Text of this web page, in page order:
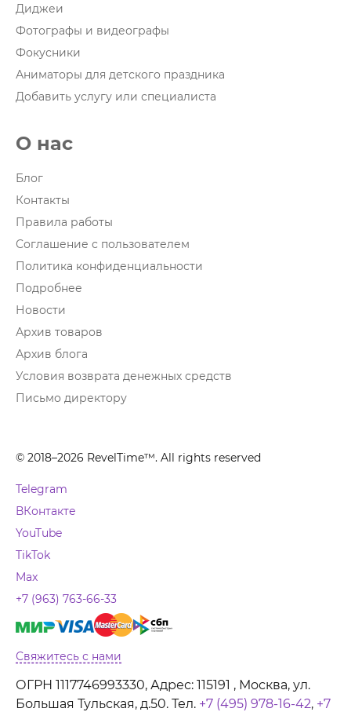
Диджеи
Фотографы и видеографы
Фокусники
Аниматоры для детского праздника
Добавить услугу или специалиста
О нас
Блог
Контакты
Правила работы
Соглашение с пользователем
Политика конфиденциальности
Подробнее
Новости
Архив товаров
Архив блога
Условия возврата денежных средств
Письмо директору
© 2018–2026 RevelTime™. All rights reserved
Telegram
ВКонтакте
YouTube
TikTok
Max
+7 (963) 763-66-33
Свяжитесь с нами
ОГРН 1117746993330, Адрес: 115191 , Москва, ул.
Большая Тульская, д.50. Тел. +7 (495) 978-16-42, +7